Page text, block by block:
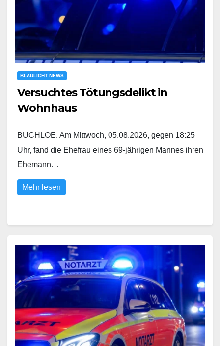
BLAULICHT NEWS
Versuchtes Tötungsdelikt in
Wohnhaus
BUCHLOE. Am Mittwoch, 05.08.2026, gegen 18:25
Uhr, fand die Ehefrau eines 69-jährigen Mannes ihren
Ehemann…
Mehr lesen